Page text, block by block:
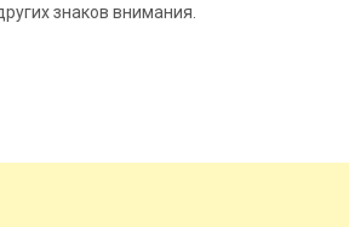
знаков внимания.